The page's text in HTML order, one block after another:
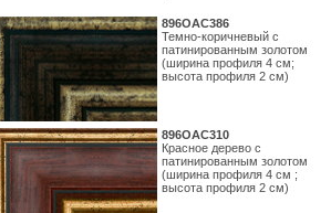
896OAC386
Темно-коричневый с
патинированным золотом
(ширина профиля 4 см;
высота профиля 2 см)
896OAC310
Красное дерево с
патинированным золотом
(ширина профиля 4 см ;
высота профиля 2 см)